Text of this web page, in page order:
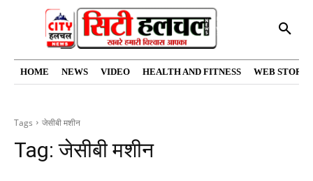
HOME NEWS VIDEO HEALTH AND FITNESS WEB
Tags जेसीबी मशीन
Tag:जेसीबी मशीन